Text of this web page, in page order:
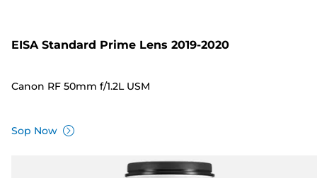
EISA Standard Prime Lens 2019-2020
Canon RF 50mm f/1.2L USM
Sop Now